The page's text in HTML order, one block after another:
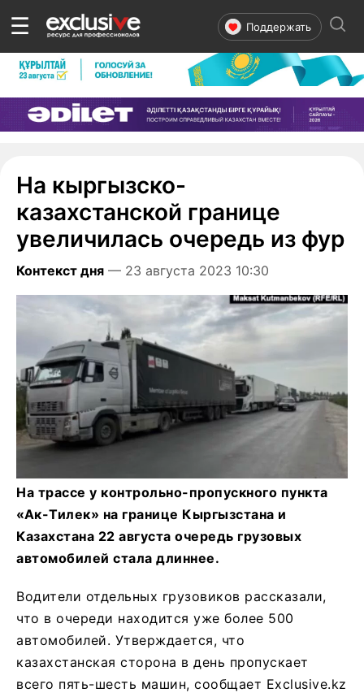
☰ Поддержать
На кыргызско-
казахстанской границе
увеличилась очередь из фур
Контекст дня — 23 августа 2023 10:30
На трассе у контрольно-пропускного пункта
«Ак-Тилек» на границе Кыргызстана и
Казахстана 22 августа очередь грузовых
автомобилей стала длиннее.
Водители отдельных грузовиков рассказали,
что в очереди находится уже более 500
автомобилей. Утверждается, что
казахстанская сторона в день пропускает
всего пять-шесть машин, сообщает Exclusive.kz